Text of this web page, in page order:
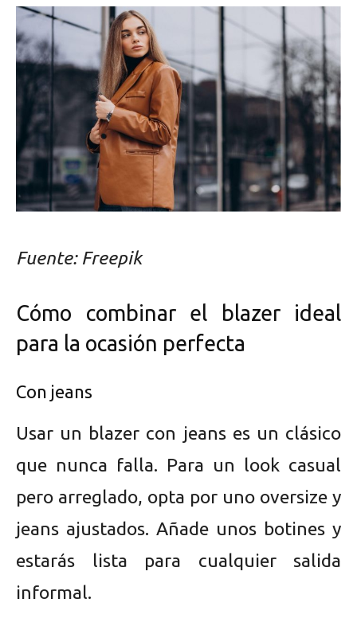
Fuente: Freepik
Cómo combinar el blazer ideal
para la ocasión perfecta
Con jeans
Usar un blazer con jeans es un clásico
que nunca falla. Para un look casual
pero arreglado, opta por uno oversize y
jeans ajustados. Añade unos botines y
estarás lista para cualquier salida
informal.